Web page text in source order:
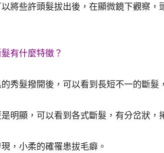
將些許頭髮拔出後，在顯微鏡下觀察，
有什麼特徵？
秀髮撥開後，可以看到長短不一的斷髮
明顯，可以看到各式斷髮，有分岔狀，
，小柔的確罹患拔毛癖。